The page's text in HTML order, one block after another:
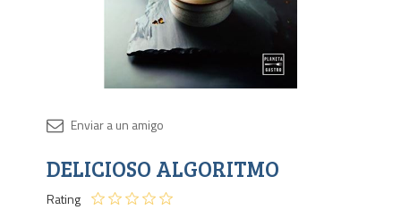
DELICIOSO ALGORITMO
Rating